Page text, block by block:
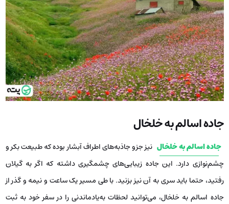
جاده اسالم به خلخال
جاده اسالم به خلخال نیز جزو جاذبه‌های اطراف آبشار بوده که طبیعت بکر و
چشم‌نوازی دارد. این جاده زیبایی‌های چشمگیری داشته که اگر به گیلان
رفتید، حتما باید سری به آن نیز بزنید. با طی مسیر یک ساعت و نیمه و گذر از
جاده اسالم به خلخال، می‌توانید لحظات به‌یادماندنی را در سفر خود به ثبت